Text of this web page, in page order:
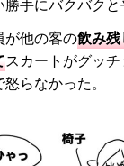
手にバクバクと
が他の客の飲み
スカートがグッ
らなかった。